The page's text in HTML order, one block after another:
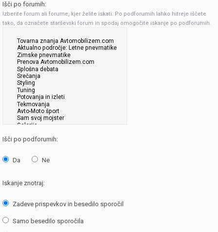
Išči po forumih:
Izberite forum ali forume, kjer želite iskati. Po podforumih lahko hitreje iščete
tako, da označete starševski forum in spodaj omogočite iskanje po podforumih.
Išči po podforumih:
Da Ne
Iskanje znotraj:
Zadeve prispevkov in besedilo sporočil
Samo besedilo sporočila